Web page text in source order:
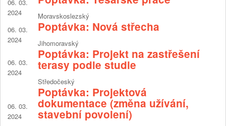
06. 03.
2024
Moravskoslezský
06. 03.
2024
Poptávka: Nová střecha
Jihomoravský
06. 03.
2024
Poptávka: Projekt na zastřešení
terasy podle studie
Středočeský
06. 03.
2024
Poptávka: Projektová
dokumentace (změna užívání,
stavební povolení)